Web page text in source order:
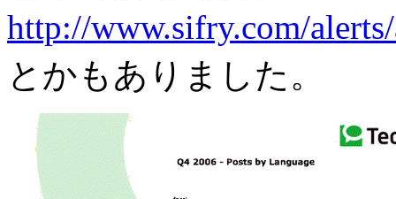
http://www.sifry.com/
とかもありました。